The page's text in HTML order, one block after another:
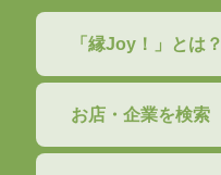
「縁Joy！」とは？
お店・企業を検索